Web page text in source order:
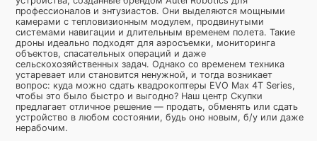
профессионалов и энтузиастов. Они выделяются мощными
камерами с тепловизионным модулем, продвинутыми
системами навигации и длительным временем полета. Такие
дроны идеально подходят для аэросъемки, мониторинга
объектов, спасательных операций и даже
сельскохозяйственных задач. Однако со временем техника
устаревает или становится ненужной, и тогда возникает
вопрос: куда можно сдать квадрокоптеры EVO Max 4T Series,
чтобы это было быстро и выгодно? Наш центр Скупки
предлагает отличное решение — продать, обменять или сдать
устройство в любом состоянии, будь оно новым, б/у или даже
нерабочим.